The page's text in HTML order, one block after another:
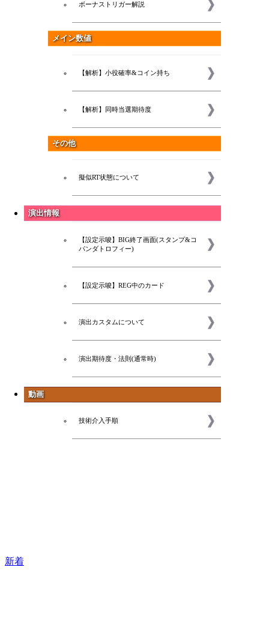
新着
ボーナストリガー解説
メイン数値
【解析】小役確率&コイン持ち
【解析】同時当選期待度
その他
擬似RT状態について
演出情報
【設定示唆】BIG終了画面(スタンプ&コ
パンダトロフィー)
【設定示唆】REG中のカード
演出カスタムについて
演出期待度・法則(通常時)
動画
技術介入手順